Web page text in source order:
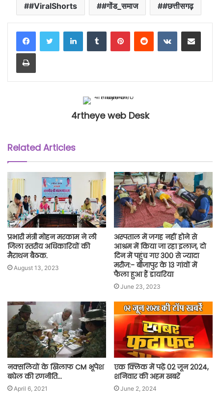
#ViralShorts #गोंड_समाज #छत्तीसगढ़
LinkedInTumblr PinterestReddit VKontakteShare via Email
Print
4rtheye web Desk
Related Articles
प्रभारी मंत्री मोहन मरकाम ने ली
जिला स्तरीय अधिकारियों की
मैराथन बैठक.
August 13, 2023
अस्पताल में जगह नहीं होने से
आश्रम में किया जा रहा इलाज, दो
दिन में पहुंच गए 300 से ज्यादा
मरीज:- बीजापुर के 13 गांवों में
फैला हुआ हैं डायरिया
June 23, 2023
नक्सलियों के खिलाफ CM भूपेश
बघेल की रणनीति…
April 6, 2021
एक क्लिक में पढ़ें 02 जून 2024,
शनिवार की अहम खबरें
June 2, 2024